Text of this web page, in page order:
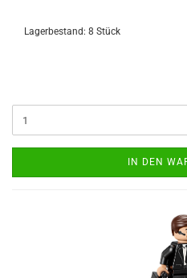
Lagerbestand: 8 Stück
IN DEN